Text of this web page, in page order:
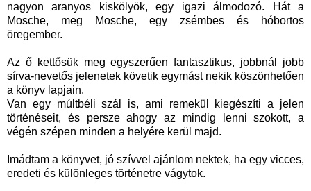
nagyon aranyos kiskölyök, egy igazi álmodozó. Hát a
Mosche, meg Mosche, egy zsémbes és hóbortos
öregember.
Az ő kettősük meg egyszerűen fantasztikus, jobbnál jobb
sírva-nevetős jelenetek követik egymást nekik köszönhetően
a könyv lapjain.
Van egy múltbéli szál is, ami remekül kiegészíti a jelen
történéseit, és persze ahogy az mindig lenni szokott, a
végén szépen minden a helyére kerül majd.
Imádtam a könyvet, jó szívvel ajánlom nektek, ha egy vicces,
eredeti és különleges történetre vágytok.